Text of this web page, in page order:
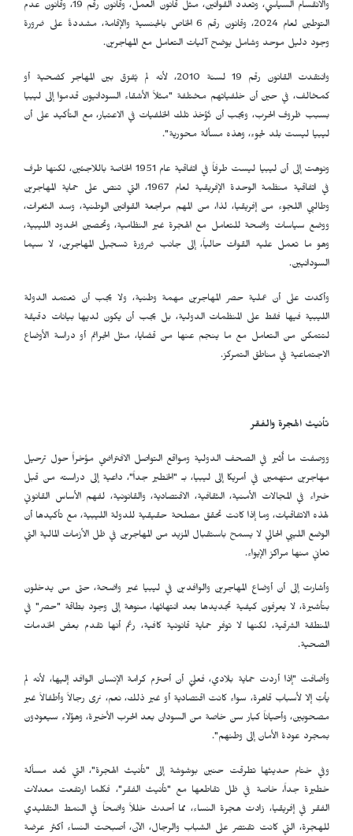
والانقسام السياسي، وتعدد القوانين، مثل قانون العمل، وقانون رقم 19، وقانون عدم
التوطين لعام 2024، وقانون رقم 6 الخاص بالجنسية والإقامة، مشددةً على ضرورة
وجود دليل موحد وشامل يوضح آليات التعامل مع المهاجرين.
وانتقدت القانون رقم 19 لسنة 2010، لأنه لم يُفرّق بين المهاجر كضحية أو
كمخالف، في حين أن خلفياتهم مختلفة "مثلاً الأشقاء السودانيون قدموا إلى ليبيا
بسبب ظروف الحرب، ويجب أن تُؤخذ تلك الخلفيات في الاعتبار، مع التأكيد على أن
ليبيا ليست بلد لجوء، وهذه مسألة محورية".
ونوهت إلى أن ليبيا ليست طرفاً في اتفاقية عام 1951 الخاصة باللاجئين، لكنها طرف
في اتفاقية منظمة الوحدة الإفريقية لعام 1967، التي تنص على حماية المهاجرين
وطالبي اللجوء من إفريقيا، لذا، من المهم مراجعة القوانين الوطنية، وسد الثغرات،
ووضع سياسات واضحة للتعامل مع الهجرة غير النظامية، وتحصين الحدود الليبية،
وهو ما تعمل عليه القوات حالياً، إلى جانب ضرورة تسجيل المهاجرين، لا سيما
السودانيين.
وأكدت على أن عملية حصر المهاجرين مهمة وطنية، ولا يجب أن تعتمد الدولة
الليبية فيها فقط على المنظمات الدولية، بل يجب أن يكون لديها بيانات دقيقة
لتتمكن من التعامل مع ما ينجم عنها من قضايا، مثل الجرائم أو دراسة الأوضاع
الاجتماعية في مناطق التمركز.
تأنيث الهجرة والفقر
ووصفت ما أُثير في الصحف الدولية ومواقع التواصل الافتراضي مؤخراً حول ترحيل
مهاجرين متهمين في أمريكا إلى ليبيا، بـ "الخطير جداً"، داعية إلى دراسته من قبل
خبراء في المجالات الأمنية، الثقافية، الاقتصادية، والقانونية، لفهم الأساس القانوني
لهذه الاتفاقيات، وما إذا كانت تحقق مصلحة حقيقية للدولة الليبية، مع تأكيدها أن
الوضع الليبي الحالي لا يسمح باستقبال المزيد من المهاجرين في ظل الأزمات المالية التي
تعاني منها مراكز الإيواء.
وأشارت إلى أن أوضاع المهاجرين والوافدين في ليبيا غير واضحة، حتى من يدخلون
بتأشيرة، لا يعرفون كيفية تجديدها بعد انتهائها، منوهة إلى وجود بطاقة "حصر" في
المنطقة الشرقية، لكنها لا توفر حماية قانونية كافية، رغم أنها تقدم بعض الخدمات
الصحية.
وأضافت "إذا أردت حماية بلادي، فعليّ أن أحترم كرامة الإنسان الوافد إليها، لأنه لم
يأتِ إلا لأسباب قاهرة، سواء كانت اقتصادية أو غير ذلك، نعم، نرى رجالاً وأطفالاً غير
مصحوبين، وأحياناً كبار سن خاصة من السودان بعد الحرب الأخيرة، وهؤلاء سيعودون
بمجرد عودة الأمان إلى وطنهم".
وفي ختام حديثها تطرقت حنين بوشوشة إلى "تأنيث الهجرة"، التي تُعد مسألة
خطيرة جداً، خاصة في ظل تقاطعها مع "تأنيث الفقر"، فكلما ارتفعت معدلات
الفقر في إفريقيا، زادت هجرة النساء، مما أحدث خللاً واضحاً في النمط التقليدي
للهجرة، التي كانت تقتصر على الشباب والرجال، الآن، أصبحت النساء أكثر عرضة